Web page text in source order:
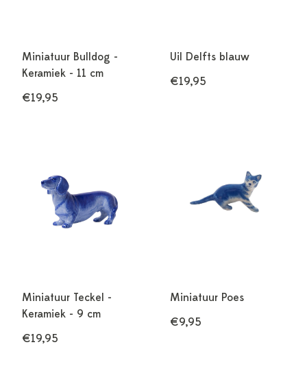
Miniatuur Bulldog -
Keramiek - 11 cm
€19,95
Uil Delfts blauw
€19,95
Miniatuur Teckel -
Keramiek - 9 cm
€19,95
Miniatuur Poes
€9,95